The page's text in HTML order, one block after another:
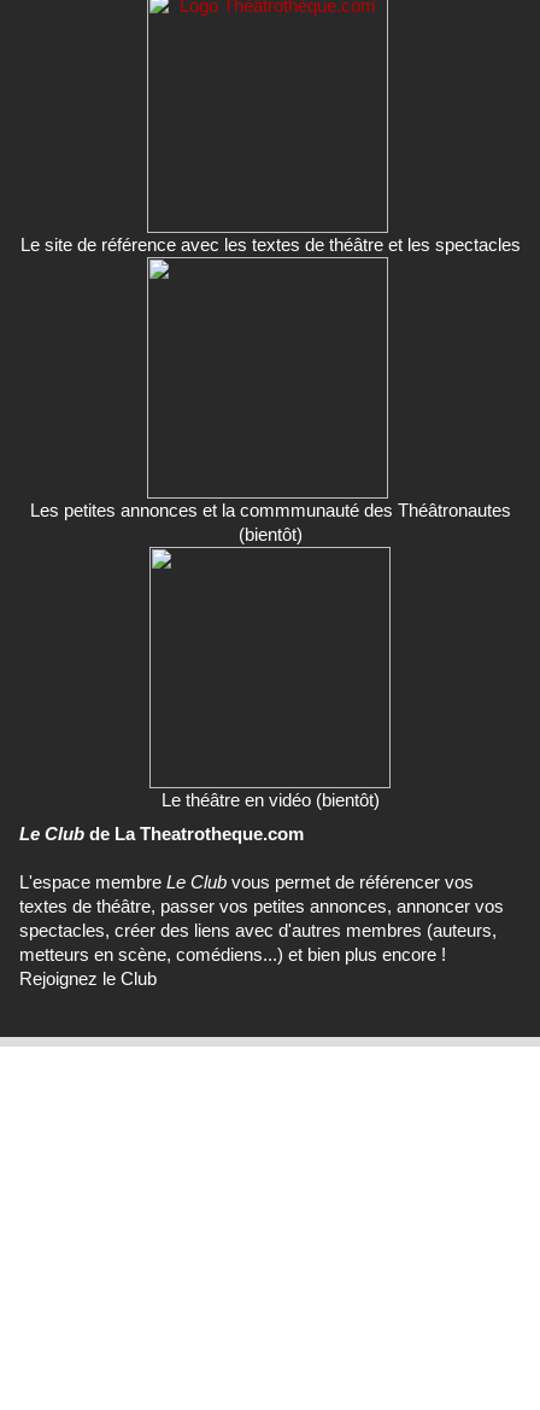
Le site de référence avec les textes de théâtre et les spectacles
Les petites annonces et la commmunauté des Théâtronautes
(bientôt)
Le théâtre en vidéo (bientôt)
Le Club de La Theatrotheque.com
L'espace membre Le Club vous permet de référencer vos
textes de théâtre, passer vos petites annonces, annoncer vos
spectacles, créer des liens avec d'autres membres (auteurs,
metteurs en scène, comédiens...) et bien plus encore !
Rejoignez le Club